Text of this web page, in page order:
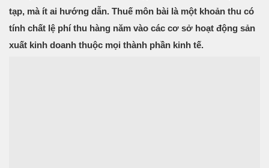
tạp, mà ít ai hướng dẫn. Thuế môn bài là một khoản thu có
tính chất lệ phí thu hàng năm vào các cơ sở hoạt động sản
xuất kinh doanh thuộc mọi thành phần kinh tế.